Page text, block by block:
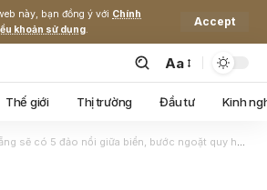
này, bạn đồng ý với Chính
khoản sử dụng.
Accept
Aa
Thế giới Thị trường Đầu tư Kinh
sẽ có 5 đảo nổi giữa biển, bước ngoặt quy hoạch mang tầm Dubai